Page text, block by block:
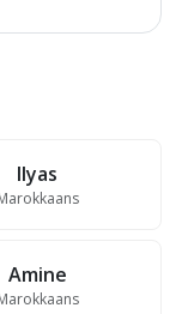
Ilyas
Amine